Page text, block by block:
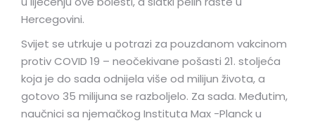
Hercegovini.
Svijet se utrkuje u potrazi za pouzdanom vakcinom
protiv COVID 19 – neočekivane pošasti 21. stoljeća
koja je do sada odnijela više od milijun života, a
gotovo 35 milijuna se razboljelo. Za sada. Međutim,
naučnici sa njemačkog Instituta Max -Planck u